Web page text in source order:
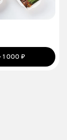
1 000 ₽